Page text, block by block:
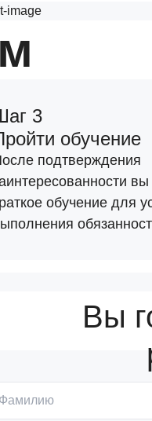
для
3
обучение
подтверждения
обучение для
Вы